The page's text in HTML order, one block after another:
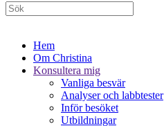
Hem
Om Christina
Konsultera mig
Vanliga besvär
Analyser och labbtester
Inför besöket
Utbildningar